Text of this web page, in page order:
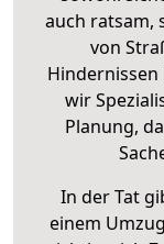
auch ratsam,
von
Hindernissen
wir
Planung,
In der Tat
einem